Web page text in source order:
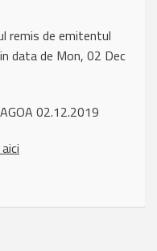
remis de emitentul
in data de Mon, 02 Dec
02.12.2019